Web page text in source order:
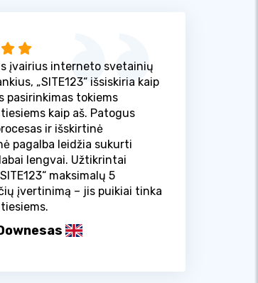
įvairius interneto svetainių
„SITE123“ išsiskiria kaip
pasirinkimas tokiems
kaip aš. Patogus
ir išskirtinė
pagalba leidžia sukurti
lengvai. Užtikrintai
maksimalų 5
įvertinimą – jis puikiai tinka